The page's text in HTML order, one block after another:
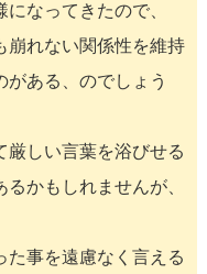
なってきたので、
崩れない関係性を維持
ある、のでしょう
厳しい言葉を浴びせる
かもしれませんが、
た事を遠慮なく言える